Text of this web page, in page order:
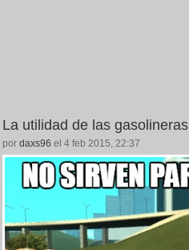
La utilidad de las
por daxs96 el 4 feb 2015, 22:37